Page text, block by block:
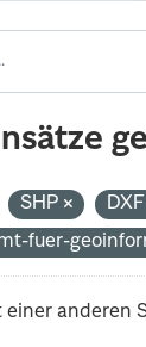
SHP
fuer-
einer anderen